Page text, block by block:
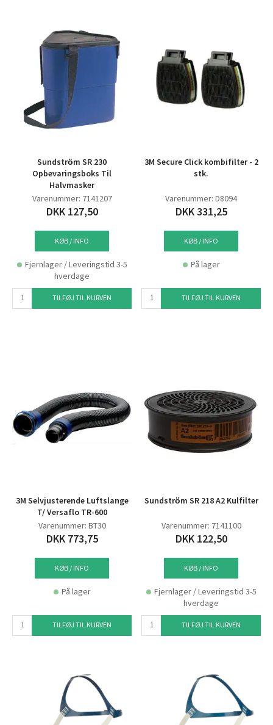
Sundström SR 230
Opbevaringsboks Til
Halvmasker
Varenummer: 7141207
DKK 127,50
KØB / INFO
Fjernlager / Leveringstid 3-5
hverdage
TILFØJ TIL KURVEN
3M Secure Click kombifilter - 2
stk.
Varenummer: D8094
DKK 331,25
KØB / INFO
På lager
TILFØJ TIL KURVEN
3M Selvjusterende Luftslange
T/ Versaflo TR-600
Varenummer: BT30
DKK 773,75
KØB / INFO
På lager
TILFØJ TIL KURVEN
Sundström SR 218 A2 Kulfilter
Varenummer: 7141100
DKK 122,50
KØB / INFO
Fjernlager / Leveringstid 3-5
hverdage
TILFØJ TIL KURVEN